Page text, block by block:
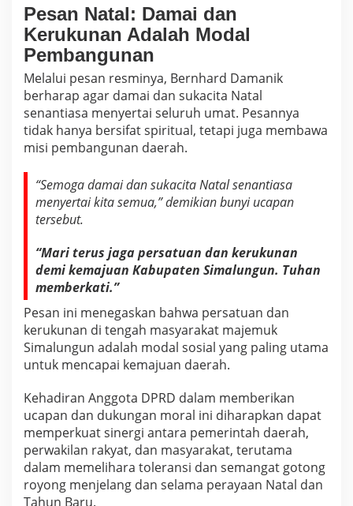
Pesan Natal: Damai dan
Kerukunan Adalah Modal
Pembangunan
Melalui pesan resminya, Bernhard Damanik
berharap agar damai dan sukacita Natal
senantiasa menyertai seluruh umat. Pesannya
tidak hanya bersifat spiritual, tetapi juga membawa
misi pembangunan daerah.
“Semoga damai dan sukacita Natal senantiasa
menyertai kita semua,” demikian bunyi ucapan
tersebut.
“Mari terus jaga persatuan dan kerukunan
demi kemajuan Kabupaten Simalungun. Tuhan
memberkati.”
Pesan ini menegaskan bahwa persatuan dan
kerukunan di tengah masyarakat majemuk
Simalungun adalah modal sosial yang paling utama
untuk mencapai kemajuan daerah.
Kehadiran Anggota DPRD dalam memberikan
ucapan dan dukungan moral ini diharapkan dapat
memperkuat sinergi antara pemerintah daerah,
perwakilan rakyat, dan masyarakat, terutama
dalam memelihara toleransi dan semangat gotong
royong menjelang dan selama perayaan Natal dan
Tahun Baru.